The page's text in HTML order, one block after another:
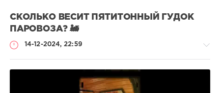
СКОЛЬКО ВЕСИТ ПЯТИТОННЫЙ ГУДОК
ПАРОВОЗА? 🚂
14-12-2024, 22:59